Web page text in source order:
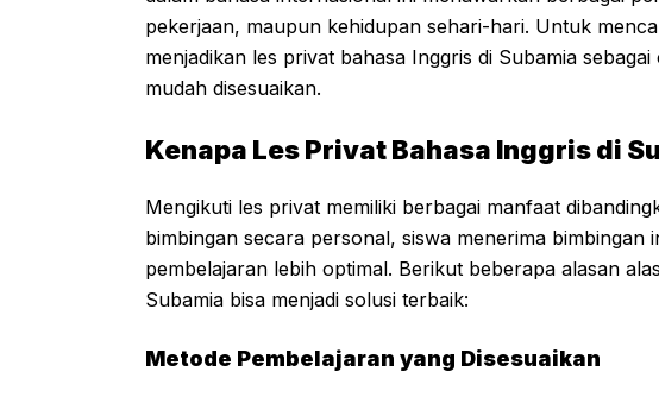
pekerjaan, maupun kehidupan sehari-hari. Untuk
menjadikan les privat bahasa Inggris di Subamia
mudah disesuaikan.
Kenapa Les Privat Bahasa Inggris di
Mengikuti les privat memiliki berbagai manfaat
bimbingan secara personal, siswa menerima bimbingan
pembelajaran lebih optimal. Berikut beberapa alasan
Subamia bisa menjadi solusi terbaik:
Metode Pembelajaran yang Disesuaikan